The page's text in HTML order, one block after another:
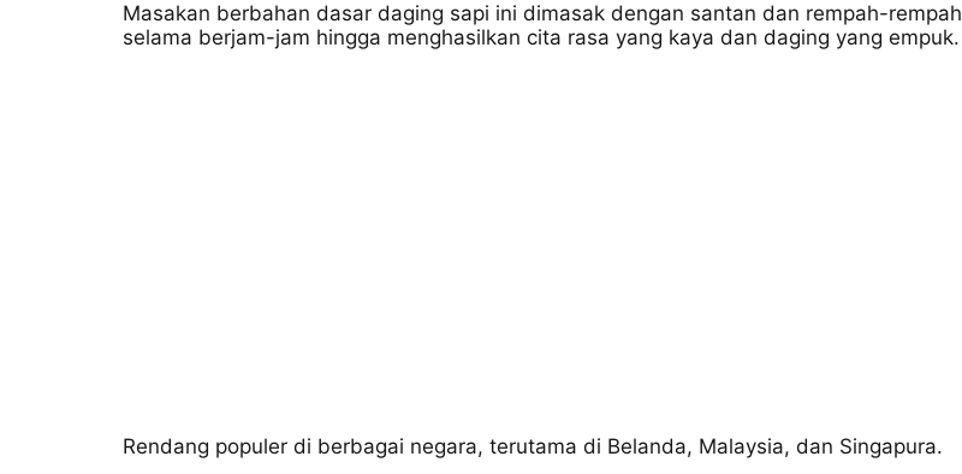
Masakan berbahan dasar daging sapi ini dimasak dengan santan dan rempah-rempah
selama berjam-jam hingga menghasilkan cita rasa yang kaya dan daging yang empuk.
Rendang populer di berbagai negara, terutama di Belanda, Malaysia, dan Singapura.